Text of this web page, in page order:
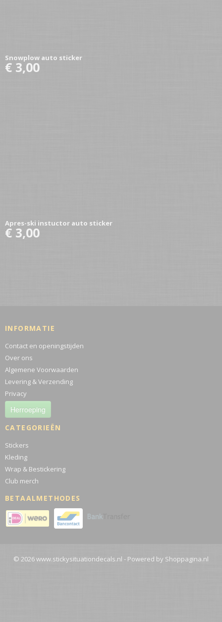
Snowplow auto sticker
€ 3,00
Apres-ski instuctor auto sticker
€ 3,00
INFORMATIE
Contact en openingstijden
Over ons
Algemene Voorwaarden
Levering & Verzending
Privacy
Herroeping
CATEGORIEËN
Stickers
Kleding
Wrap & Bestickering
Club merch
BETAALMETHODES
© 2026 www.stickysituationdecals.nl - Powered by Shoppagina.nl